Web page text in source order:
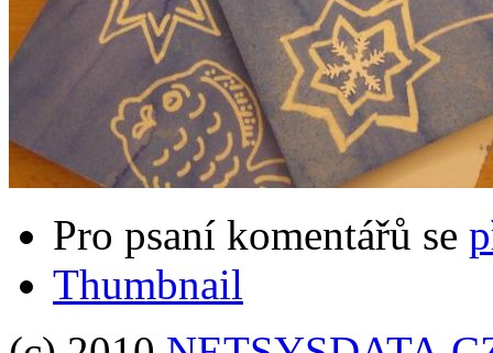
Pro psaní komentářů se
Thumbnail